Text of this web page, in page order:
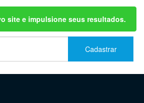
site e impulsione seus resultados.
Cadastrar